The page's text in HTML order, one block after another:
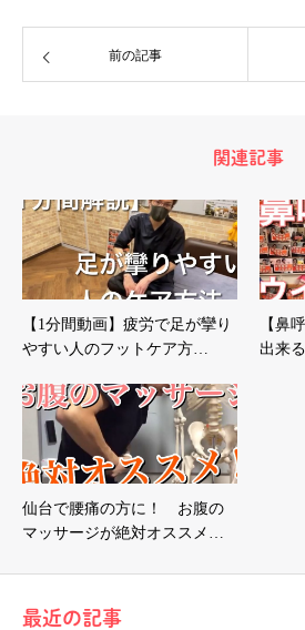
前の記事
関連記事
【1分間動画】疲労で足が攣り
やすい人のフットケア方…
【鼻
出来る
仙台で腰痛の方に！ お腹の
マッサージが絶対オススメ…
最近の記事